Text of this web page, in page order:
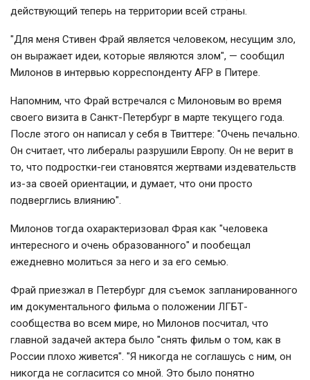
действующий теперь на территории всей страны.
"Для меня Стивен Фрай является человеком, несущим зло,
он выражает идеи, которые являются злом", — сообщил
Милонов в интервью корреспонденту AFP в Питере.
Напомним, что Фрай встречался с Милоновым во время
своего визита в Санкт-Петербург в марте текущего года.
После этого он написал у себя в Твиттере: "Очень печально.
Он считает, что либералы разрушили Европу. Он не верит в
то, что подростки-геи становятся жертвами издевательств
из-за своей ориентации, и думает, что они просто
подверглись влиянию".
Милонов тогда охарактеризовал Фрая как "человека
интересного и очень образованного" и пообещал
ежедневно молиться за него и за его семью.
Фрай приезжал в Петербург для съемок запланированного
им документального фильма о положении ЛГБТ-
сообщества во всем мире, но Милонов посчитал, что
главной задачей актера было "снять фильм о том, как в
России плохо живется". "Я никогда не соглашусь с ним, он
никогда не согласится со мной. Это было понятно